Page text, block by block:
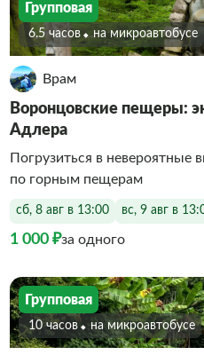
Групповая
6.5 часов На микроавтобусе
Врам
Воронцовские пещеры:
Адлера
Погрузиться в невероятные
по горным пещерам
сб, 8 авг в 13:00 вс, 9 авг в
1 000 ₽за одного
Групповая
10 часов На микроавтобусе